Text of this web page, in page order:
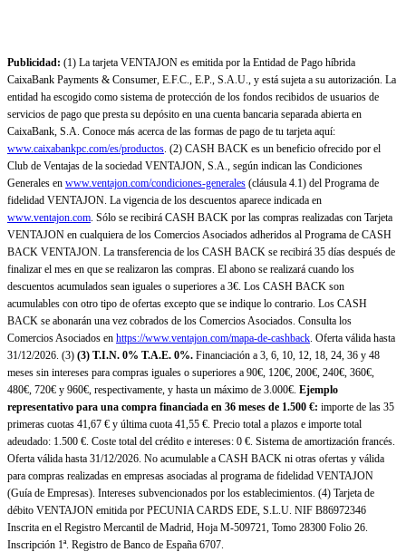
Publicidad: (1) La tarjeta VENTAJON es emitida por la Entidad de Pago híbrida
CaixaBank Payments & Consumer, E.F.C., E.P., S.A.U., y está sujeta a su autorización. La
entidad ha escogido como sistema de protección de los fondos recibidos de usuarios de
servicios de pago que presta su depósito en una cuenta bancaria separada abierta en
CaixaBank, S.A. Conoce más acerca de las formas de pago de tu tarjeta aquí:
www.caixabankpc.com/es/productos. (2) CASH BACK es un beneficio ofrecido por el
Club de Ventajas de la sociedad VENTAJON, S.A., según indican las Condiciones
Generales en www.ventajon.com/condiciones-generales (cláusula 4.1) del Programa de
fidelidad VENTAJON. La vigencia de los descuentos aparece indicada en
www.ventajon.com. Sólo se recibirá CASH BACK por las compras realizadas con Tarjeta
VENTAJON en cualquiera de los Comercios Asociados adheridos al Programa de CASH
BACK VENTAJON. La transferencia de los CASH BACK se recibirá 35 días después de
finalizar el mes en que se realizaron las compras. El abono se realizará cuando los
descuentos acumulados sean iguales o superiores a 3€. Los CASH BACK son
acumulables con otro tipo de ofertas excepto que se indique lo contrario. Los CASH
BACK se abonarán una vez cobrados de los Comercios Asociados. Consulta los
Comercios Asociados en https://www.ventajon.com/mapa-de-cashback. Oferta válida hasta
31/12/2026. (3) (3) T.I.N. 0% T.A.E. 0%. Financiación a 3, 6, 10, 12, 18, 24, 36 y 48
meses sin intereses para compras iguales o superiores a 90€, 120€, 200€, 240€, 360€,
480€, 720€ y 960€, respectivamente, y hasta un máximo de 3.000€. Ejemplo
representativo para una compra financiada en 36 meses de 1.500 €: importe de las 35
primeras cuotas 41,67 € y última cuota 41,55 €. Precio total a plazos e importe total
adeudado: 1.500 €. Coste total del crédito e intereses: 0 €. Sistema de amortización francés.
Oferta válida hasta 31/12/2026. No acumulable a CASH BACK ni otras ofertas y válida
para compras realizadas en empresas asociadas al programa de fidelidad VENTAJON
(Guía de Empresas). Intereses subvencionados por los establecimientos. (4) Tarjeta de
débito VENTAJON emitida por PECUNIA CARDS EDE, S.L.U. NIF B86972346
Inscrita en el Registro Mercantil de Madrid, Hoja M-509721, Tomo 28300 Folio 26.
Inscripción 1ª. Registro de Banco de España 6707.